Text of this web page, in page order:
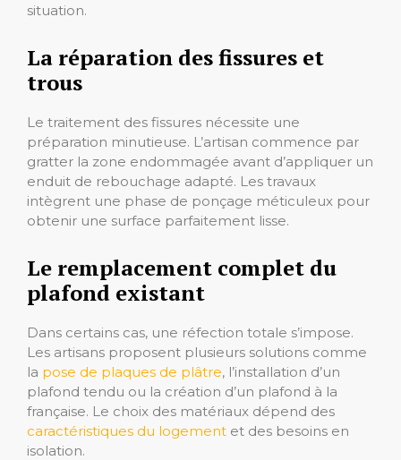
situation.
La réparation des fissures et
trous
Le traitement des fissures nécessite une
préparation minutieuse. L’artisan commence par
gratter la zone endommagée avant d’appliquer un
enduit de rebouchage adapté. Les travaux
intègrent une phase de ponçage méticuleux pour
obtenir une surface parfaitement lisse.
Le remplacement complet du
plafond existant
Dans certains cas, une réfection totale s’impose.
Les artisans proposent plusieurs solutions comme
la pose de plaques de plâtre, l’installation d’un
plafond tendu ou la création d’un plafond à la
française. Le choix des matériaux dépend des
caractéristiques du logement et des besoins en
isolation.